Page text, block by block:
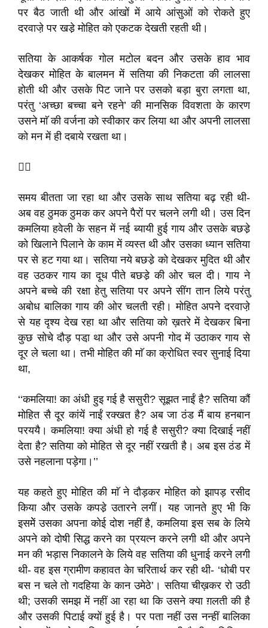
पर बैठ जाती थी और आंखों में आये आंसुओं को रोकते हुए
दरवाजे़ पर खडे़ मोहित को एकटक देखती रहती थी।
सतिया के आकर्षक गोल मटोल बदन और उसके हाव भाव
देखकर मोहित के बालमन में सतिया की निकटता की लालसा
होती थी और उसके पिट जाने पर उसको बड़ा बुरा लगता था,
परंतु ‘अच्छा बच्चा बने रहने’ की मानसिक विवशता के कारण
उसने माॅ की वर्जना को स्वीकार कर लिया था और अपनी लालसा
को मन में ही दबाये रखता था।

समय बीतता जा रहा था और उसके साथ सतिया बढ़ रही थी-
अब वह ठुमक ठुमक कर अपने पैरों पर चलने लगी थी। उस दिन
कमलिया हवेली के सहन में नई ब्यायी हुई गाय और उसके बछडे़
को खिलाने पिलाने के काम में व्यस्त थी और उसका ध्यान सतिया
पर से हट गया था। सतिया नये बछडे़ को देखकर मुदित थी और
वह उठकर गाय का दूध पीते बछडे़ की ओर चल दी। गाय ने
अपने बच्चे की रक्षा हेतु सतिया पर अपने सींग तान लिये परंतु
अबोध बालिका गाय की ओर चलती रही। मोहित अपने दरवाजे़
से यह दृश्य देख रहा था और सतिया को ख़तरे में देखकर बिना
कुछ सोचे दौड़ पडा़ था और उसे अपनी गोद में उठाकर गाय से
दूर ले चला था। तभी मोहित की माॅ का क्रोधित स्वर सुनाई दिया
था,
‘‘कमलिया! का अंधी हुइ गई है ससुरी? सूझत नाईं है? सतिया कौं
मोहित सै दूर कांयें नाईं रक्खत है? अब जा ठंड मैं बाय हनबान
परययै। कमलिया! क्या अंधी हो गई है ससुरी? क्या दिखाई नहीं
देता है? सतिया को मोहित से दूर नहीं रखती है। अब इस ठंड में
उसे नहलाना पड़ेगा।’’
यह कहते हुए मोहित की माॅ ने दौड़कर मोहित को झापड़ रसीद
किया और उसके कपडे़ उतारने लगीं। यह जानते हुए भी कि
इसमेें उसका अपना कोई दोश नहीं है, कमलिया इस सब के लिये
अपने को दोषी सिद्ध करने का प्रयत्न करने लगी थी और अपने
मन की भड़ास निकालने के लिये वह सतिया की धुनाई करने लगी
थी- वह इस ग्रामीण कहावत केा चरितार्थ कर रही थी- ‘धोबी पर
बस न चले तो गदहिया के कान उमेठे’। सतिया चीख़कर रो उठी
थी; उसकी समझ में नहीं आ रहा था कि उसने क्या ग़लती की है
और उसकी पिटाई क्यों हुई है। पर पता नहीं उस नन्हीं बालिका